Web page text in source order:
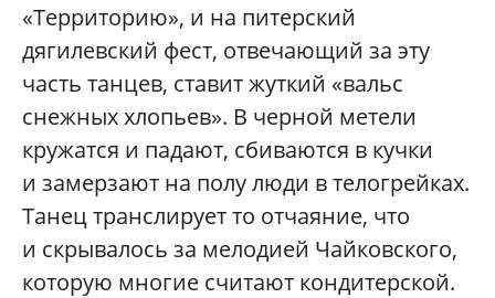
«Территорию», и на питерский
дягилевский фест, отвечающий за эту
часть танцев, ставит жуткий «вальс
снежных хлопьев». В черной метели
кружатся и падают, сбиваются в кучки
и замерзают на полу люди в телогрейках.
Танец транслирует то отчаяние, что
и скрывалось за мелодией Чайковского,
которую многие считают кондитерской.